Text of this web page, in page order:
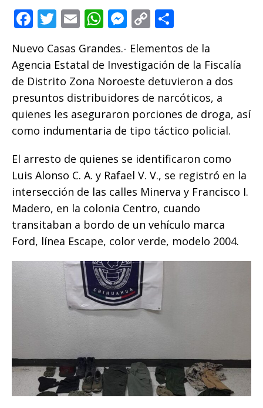
F
c
e
b
o
o
k
T
it
te
r
E
ai
l
W
h
at
s
A
p
p
M
e
ss
e
n
g
e
r
C
p
y
Li
n
k
m
p
ar
ti
r
Nuevo Casas Grandes.- Elementos de la
Agencia Estatal de Investigación de la Fiscalía
de Distrito Zona Noroeste detuvieron a dos
presuntos distribuidores de narcóticos, a
quienes les aseguraron porciones de droga, así
como indumentaria de tipo táctico policial.
El arresto de quienes se identificaron como
Luis Alonso C. A. y Rafael V. V., se registró en la
intersección de las calles Minerva y Francisco I.
Madero, en la colonia Centro, cuando
transitaban a bordo de un vehículo marca
Ford, línea Escape, color verde, modelo 2004.